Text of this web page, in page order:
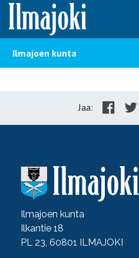
Hyppää sisältöön
Ilmajoen kunta
Jaa:
Ilmajoen kunta
Ilkantie 18
PL 23, 60801 ILMAJOKI